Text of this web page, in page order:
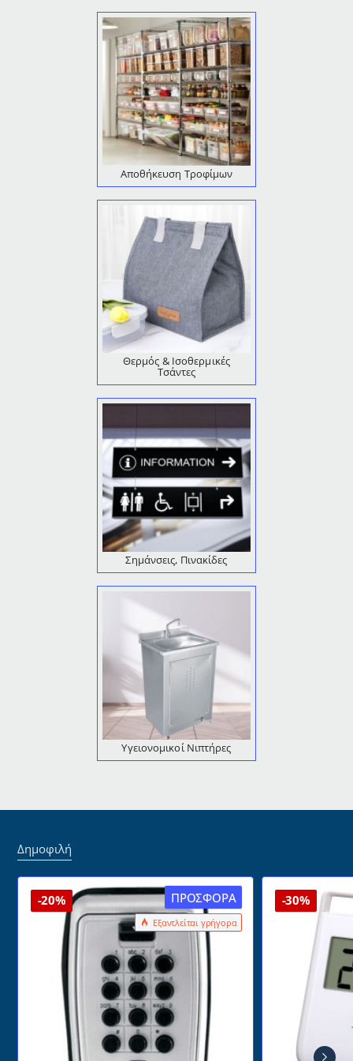
Αποθήκευση Τροφίμων
Θερμός & Ισοθερμικές
Τσάντες
Σημάνσεις, Πινακίδες
Υγειονομικοί Νιπτήρες
Δημοφιλή
ΠΡΟΣΦΟΡΆ
Εξαντλείται γρήγορα
-20% -30%